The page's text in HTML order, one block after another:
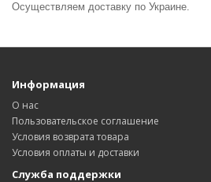
Осуществляем доставку по Украине.
Информация
О нас
Пользовательское соглашение
Условия возврата товара
Условия оплаты и доставки
Служба поддержки